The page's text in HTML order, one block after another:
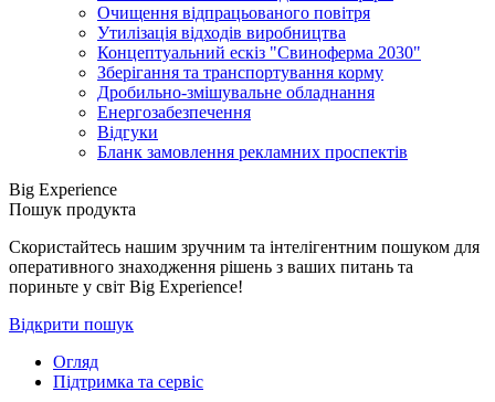
Очищення відпрацьованого повітря
Утилізація відходів виробництва
Концептуальний ескіз "Свиноферма 2030"
Зберігання та транспортування корму
Дробильно-змішувальне обладнання
Енергозабезпечення
Відгуки
Бланк замовлення рекламних проспектів
Big Experience
Пошук продукта
Скористайтесь нашим зручним та інтелігентним пошуком для
оперативного знаходження рішень з ваших питань та
пориньте у світ Big Experience!
Відкрити пошук
Огляд
Підтримка та сервіс